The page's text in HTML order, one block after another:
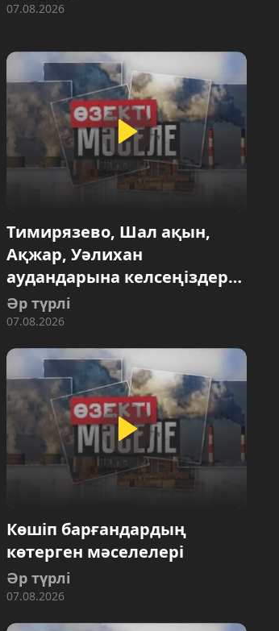
07.08.2026
Тимирязево, Шал ақын,
Ақжар, Уәлихан
аудандарына келсеңіздер…
Әр түрлі
07.08.2026
Көшіп барғандардың
көтерген мәселелері
Әр түрлі
07.08.2026